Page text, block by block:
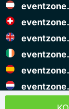
© Copyright